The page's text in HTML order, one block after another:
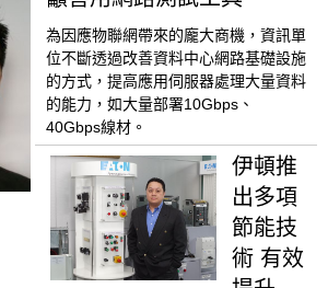
為因應物聯網帶來的龐大商機，資訊單
位不斷透過改善資料中心網路基礎設施
的方式，提高應用伺服器處理大量資料
的能力，如大量部署10Gbps、
40Gbps線材。
伊頓推
出多項
節能技
術 有效